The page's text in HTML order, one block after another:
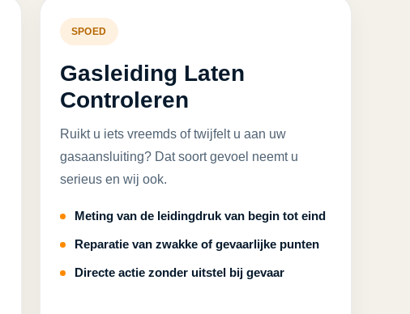
SPOED
Gasleiding Laten
Controleren
Ruikt u iets vreemds of twijfelt u aan uw
gasaansluiting? Dat soort gevoel neemt u
serieus en wij ook.
Meting van de leidingdruk van begin tot eind
Reparatie van zwakke of gevaarlijke punten
Directe actie zonder uitstel bij gevaar